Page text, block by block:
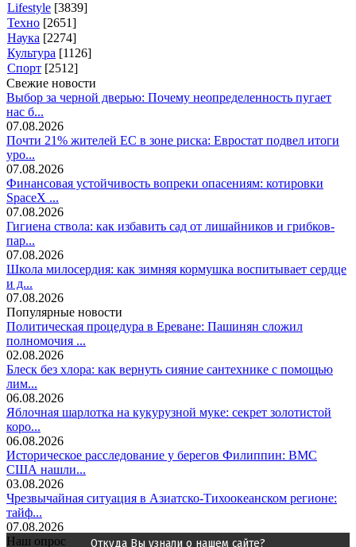
Lifestyle [3839]
Техно [2651]
Наука [2274]
Культура [1126]
Спорт [2512]
Свежие новости
Выбор за черной дверью: Почему неопределенность пугает
нас б...
07.08.2026
Почти 21% жителей ЕС в зоне риска: Евростат подвел итоги
уро...
07.08.2026
Финансовая устойчивость вопреки опасениям: котировки
SpaceX ...
07.08.2026
Гигиена ствола: как избавить сад от лишайников и грибков-
пар...
07.08.2026
Школа милосердия: как зимняя кормушка воспитывает сердце
и д...
07.08.2026
Популярные новости
Политическая процедура в Ереване: Пашинян сложил
полномочия ...
02.08.2026
Блеск без хлора: как вернуть сияние сантехнике с помощью
лим...
06.08.2026
Яблочная шарлотка на кукурузной муке: секрет золотистой
коро...
06.08.2026
Историческое расследование у берегов Филиппин: ВМС
США нашли...
03.08.2026
Чрезвычайная ситуация в Азиатско-Тихоокеанском регионе:
тайф...
07.08.2026
Наш опрос
Откуда Вы узнали о нашем сайте?